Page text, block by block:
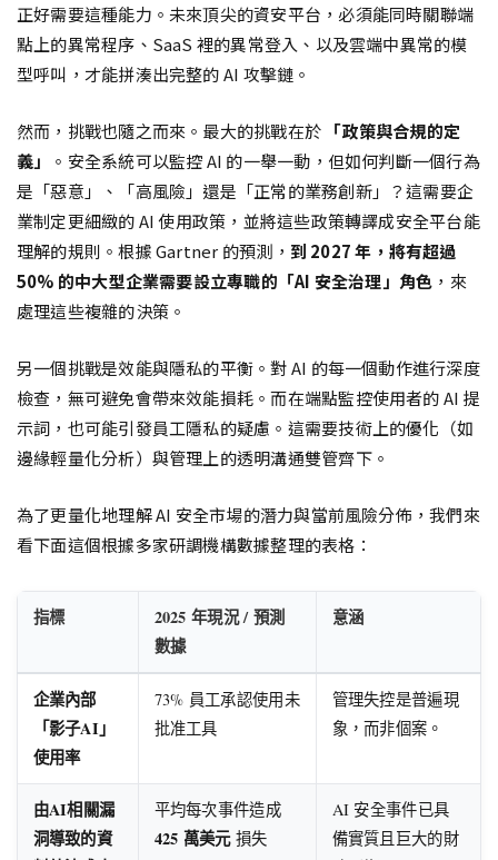
正好需要這種能力。未來頂尖的資安平台，必須能同時關聯端
點上的異常程序、SaaS 裡的異常登入、以及雲端中異常的模
型呼叫，才能拼湊出完整的 AI 攻擊鏈。
然而，挑戰也隨之而來。最大的挑戰在於 「政策與合規的定
義」
。安全系統可以監控 AI 的一舉一動，但如何判斷一個行為
是「惡意」、「高風險」還是「正常的業務創新」？這需要企
業制定更細緻的 AI 使用政策，並將這些政策轉譯成安全平台能
理解的規則。根據 Gartner 的預測， 到 2027 年，將有超過
50% 的中大型企業需要設立專職的「AI 安全治理」角色 ，來
處理這些複雜的決策。
另一個挑戰是效能與隱私的平衡。對 AI 的每一個動作進行深度
檢查，無可避免會帶來效能損耗。而在端點監控使用者的 AI 提
示詞，也可能引發員工隱私的疑慮。這需要技術上的優化（如
邊緣輕量化分析）與管理上的透明溝通雙管齊下。
為了更量化地理解 AI 安全市場的潛力與當前風險分佈，我們來
看下面這個根據多家研調機構數據整理的表格：
指標
2025 年現況 / 預測
數據
意涵
企業內部
「影子AI」
使用率
73% 員工承認使用未
批准工具
管理失控是普遍現
象，而非個案。
由AI相關漏
洞導致的資
平均每次事件造成
425 萬美元損失
AI 安全事件已具
備實質且巨大的財